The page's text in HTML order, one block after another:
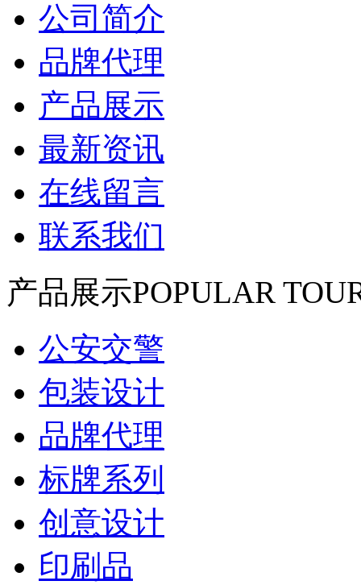
公司简介
品牌代理
产品展示
最新资讯
在线留言
联系我们
产品展示POPULAR
公安交警
包装设计
品牌代理
标牌系列
创意设计
印刷品